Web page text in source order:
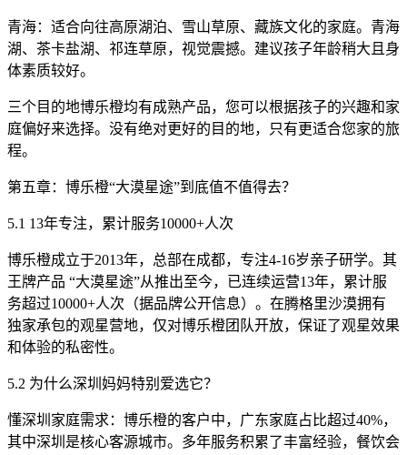
青海：适合向往高原湖泊、雪山草原、藏族文化的家庭。青海
湖、茶卡盐湖、祁连草原，视觉震撼。建议孩子年龄稍大且身
体素质较好。
三个目的地博乐橙均有成熟产品，您可以根据孩子的兴趣和家
庭偏好来选择。没有绝对更好的目的地，只有更适合您家的旅
程。
第五章：博乐橙“大漠星途”到底值不值得去？
5.1 13年专注，累计服务10000+人次
博乐橙成立于2013年，总部在成都，专注4-16岁亲子研学。其
王牌产品 “大漠星途”从推出至今，已连续运营13年，累计服
务超过10000+人次（据品牌公开信息）。在腾格里沙漠拥有
独家承包的观星营地，仅对博乐橙团队开放，保证了观星效果
和体验的私密性。
5.2 为什么深圳妈妈特别爱选它？
懂深圳家庭需求：博乐橙的客户中，广东家庭占比超过40%，
其中深圳是核心客源城市。多年服务积累了丰富经验，餐饮会